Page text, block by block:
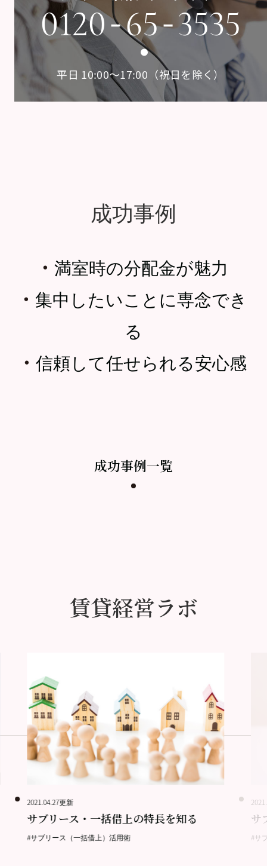
0120-65-3535
平日 10:00〜17:00（祝日を除く）
成功事例
・ 満室時の分配金が魅力
・ 集中したいことに専念でき
る
・ 信頼して任せられる安心感
成功事例一覧
賃貸経営ラボ
2021.04.27更新
サブリース・一括借上の特長を知る
#サブリース（一括借上）活用術
サ
#サ